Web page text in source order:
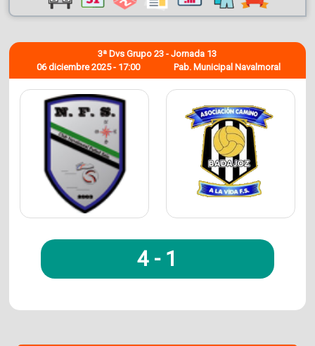
06 diciembre 2025 - 17:00
3ª Dvs Grupo 23 - Jornada 13
Pab. Municipal Navalmoral
4 - 1